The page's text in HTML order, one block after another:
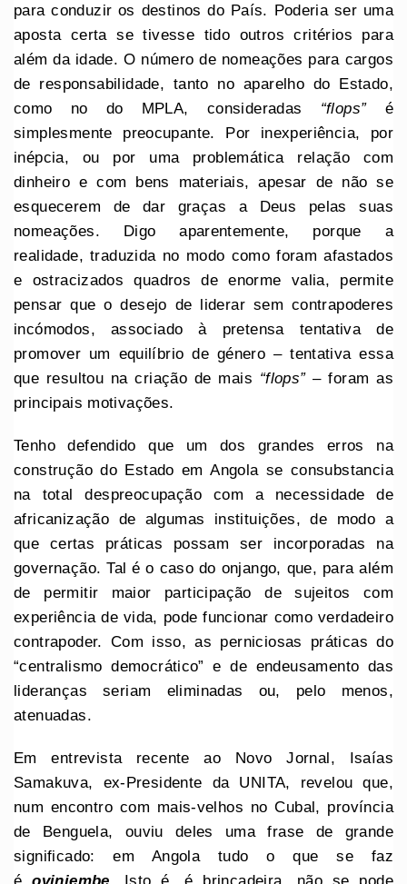
para conduzir os destinos do País. Poderia ser uma
aposta certa se tivesse tido outros critérios para
além da idade. O número de nomeações para cargos
de responsabilidade, tanto no aparelho do Estado,
como no do MPLA, consideradas “flops”é
simplesmente preocupante. Por inexperiência, por
inépcia, ou por uma problemática relação com
dinheiro e com bens materiais, apesar de não se
esquecerem de dar graças a Deus pelas suas
nomeações. Digo aparentemente, porque a
realidade, traduzida no modo como foram afastados
e ostracizados quadros de enorme valia, permite
pensar que o desejo de liderar sem contrapoderes
incómodos, associado à pretensa tentativa de
promover um equilíbrio de género – tentativa essa
que resultou na criação de mais “flops”– foram as
principais motivações.
Tenho defendido que um dos grandes erros na
construção do Estado em Angola se consubstancia
na total despreocupação com a necessidade de
africanização de algumas instituições, de modo a
que certas práticas possam ser incorporadas na
governação. Tal é o caso do onjango, que, para além
de permitir maior participação de sujeitos com
experiência de vida, pode funcionar como verdadeiro
contrapoder. Com isso, as perniciosas práticas do
“centralismo democrático” e de endeusamento das
lideranças seriam eliminadas ou, pelo menos,
atenuadas.
Em entrevista recente ao Novo Jornal, Isaías
Samakuva, ex-Presidente da UNITA, revelou que,
num encontro com mais-velhos no Cubal, província
de Benguela, ouviu deles uma frase de grande
significado: em Angola tudo o que se faz
éovinjembe Isto é, é brincadeira, não se pode